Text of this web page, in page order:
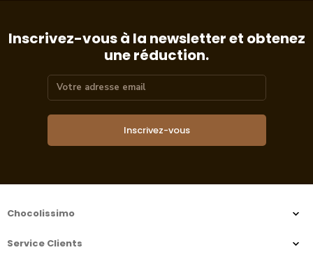
Inscrivez-vous à la newsletter et obtenez
une réduction.
Inscrivez-vous
Chocolissimo
Service Clients